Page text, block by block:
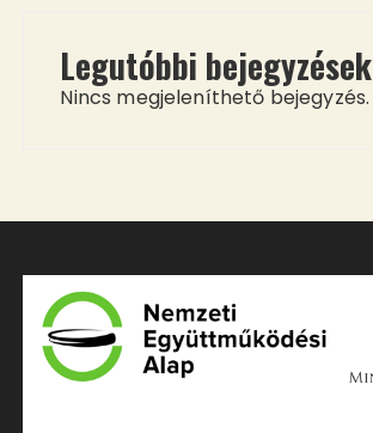
Legutóbbi bejegyzések
Nincs megjeleníthető bejegyzés.